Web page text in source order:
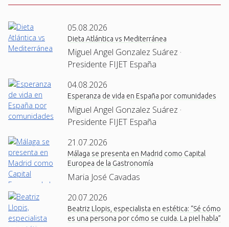
05.08.2026
Dieta Atlántica vs Mediterránea
Miguel Angel Gonzalez Suárez ·
Presidente FIJET España
04.08.2026
Esperanza de vida en España por comunidades
Miguel Angel Gonzalez Suárez ·
Presidente FIJET España
21.07.2026
Málaga se presenta en Madrid como Capital
Europea de la Gastronomía
Maria José Cavadas
20.07.2026
Beatriz Llopis, especialista en estética: “Sé cómo
es una persona por cómo se cuida. La piel habla”